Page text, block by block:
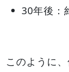
30年後：
このように